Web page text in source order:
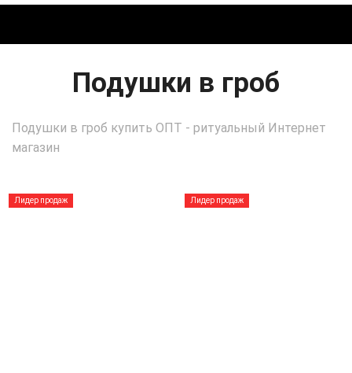
Подушки в гроб
Подушки в гроб купить ОПТ - ритуальный Интернет
магазин
Лидер продаж Лидер продаж